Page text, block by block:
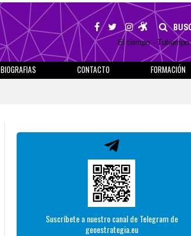
El tiempo -
BIOGRAFIAS CONTACTO
FORMACIÓN
Suscríbete a nuestro canal de Telegram de
geoestrategia.eu